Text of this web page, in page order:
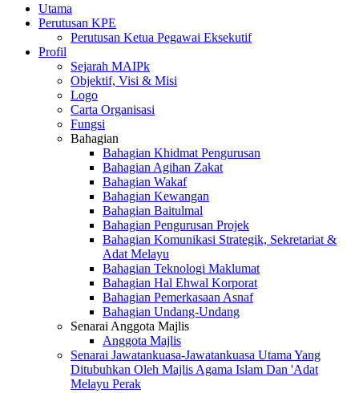
Utama
Perutusan KPE
Perutusan Ketua Pegawai Eksekutif
Profil
Sejarah MAIPk
Objektif, Visi & Misi
Logo
Carta Organisasi
Fungsi
Bahagian
Bahagian Khidmat Pengurusan
Bahagian Agihan Zakat
Bahagian Wakaf
Bahagian Kewangan
Bahagian Baitulmal
Bahagian Pengurusan Projek
Bahagian Komunikasi Strategik, Sekretariat &
Adat Melayu
Bahagian Teknologi Maklumat
Bahagian Hal Ehwal Korporat
Bahagian Pemerkasaan Asnaf
Bahagian Undang-Undang
Senarai Anggota Majlis
Anggota Majlis
Senarai Jawatankuasa-Jawatankuasa Utama Yang
Ditubuhkan Oleh Majlis Agama Islam Dan 'Adat
Melayu Perak